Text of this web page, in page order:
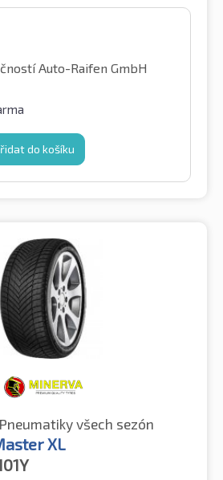
Auto-Raifen GmbH
do košíku
Pneumatiky všech sezón
XL